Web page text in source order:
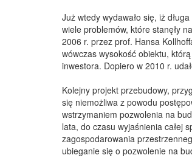
Już wtedy wydawało się, iż
wiele problemów, które stanęły
2006 r. przez prof. Hansa
wówczas wysokość obiektu,
inwestora. Dopiero w 2010 r.
Kolejny projekt przebudowy,
się niemożliwa z powodu
wstrzymaniem pozwolenia na
lata, do czasu wyjaśnienia całej
zagospodarowania
ubieganie się o pozwolenie na